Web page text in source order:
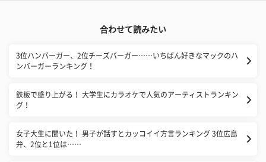
合わせて読みたい
3位ハンバーガー、2位チーズバーガー……いちばん好きなマックのハ
ンバーガーランキング！
鉄板で盛り上がる！ 大学生にカラオケで人気のアーティストランキン
グ！
女子大生に聞いた！ 男子が話すとカッコイイ方言ランキング 3位広島
弁、2位と1位は……